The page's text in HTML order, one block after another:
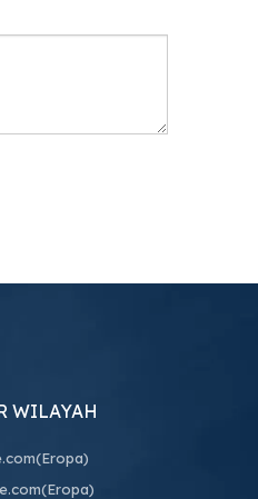
WILAYAH
(Eropa)
(Eropa)